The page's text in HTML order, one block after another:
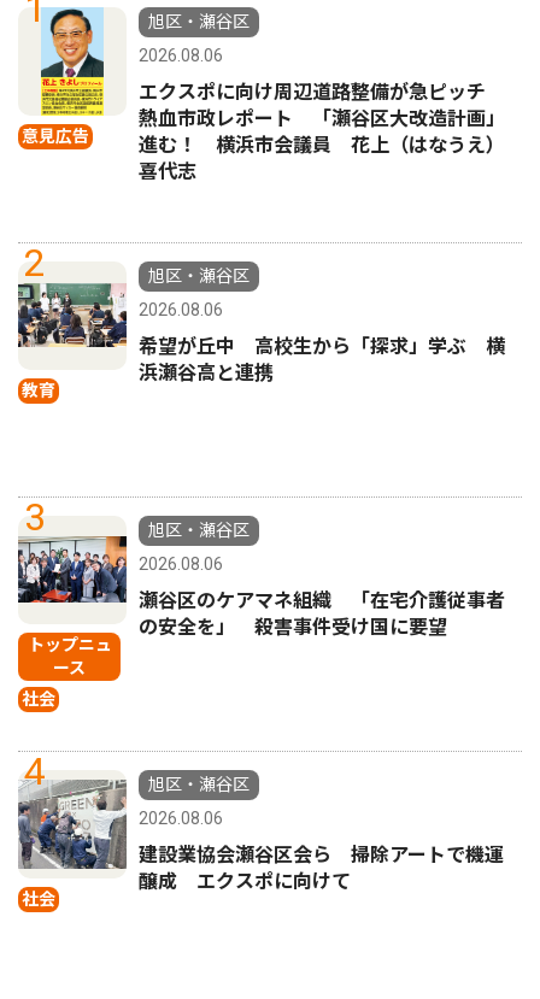
意見広告
旭区・瀬谷区
2026.08.06
エクスポに向け周辺道路整備が急ピッチ
熱血市政レポート 「瀬谷区大改造計画」
進む！ 横浜市会議員 花上（はなうえ）
喜代志
2
教育
旭区・瀬谷区
2026.08.06
希望が丘中 高校生から「探求」学ぶ 横
浜瀬谷高と連携
3
トップニュ
ース
社会
旭区・瀬谷区
2026.08.06
瀬谷区のケアマネ組織 「在宅介護従事者
の安全を」 殺害事件受け国に要望
4
社会
旭区・瀬谷区
2026.08.06
建設業協会瀬谷区会ら 掃除アートで機運
醸成 エクスポに向けて